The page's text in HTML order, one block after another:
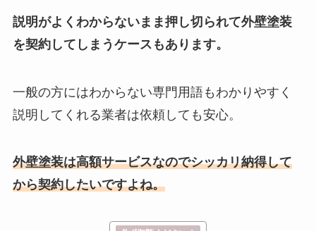
説明がよくわからないまま押し切られて外壁塗装
を契約してしまうケースもあります。
一般の方にはわからない専門用語もわかりやすく
説明してくれる業者は依頼しても安心。
外壁塗装は高額サービスなのでシッカリ納得して
から契約したいですよね。